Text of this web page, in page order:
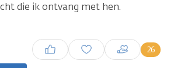
die ik ontvang met hen.
26
Inloggen om een reactie te
plaatsen